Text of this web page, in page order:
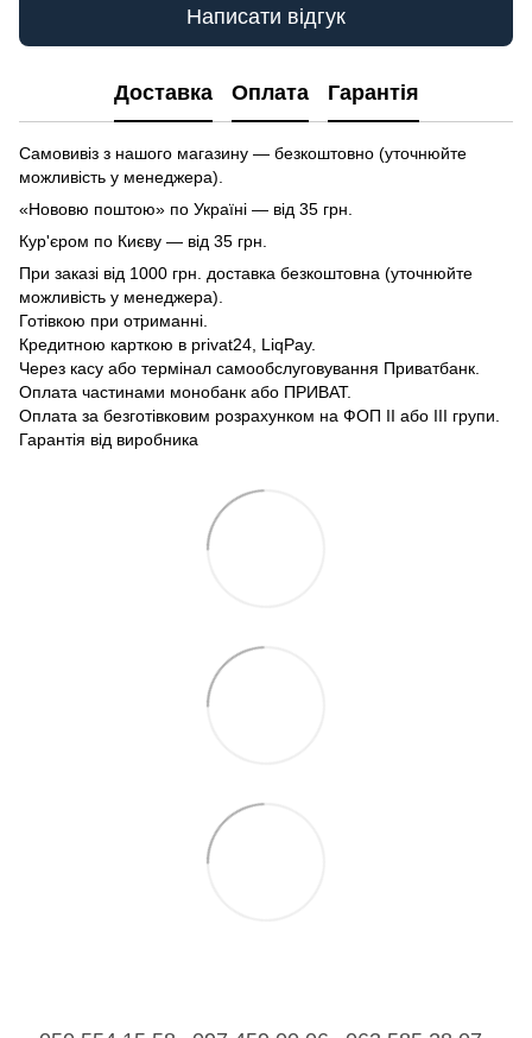
Написати відгук
Доставка Оплата Гарантія
Самовивіз з нашого магазину — безкоштовно (уточнюйте
можливість у менеджера).
«Нововю поштою» по Україні — від 35 грн.
Кур'єром по Києву — від 35 грн.
При заказі від 1000 грн. доставка безкоштовна (уточнюйте
можливість у менеджера).
Готівкою при отриманні.
Кредитною карткою в privat24, LiqPay.
Через касу або термінал самообслуговування Приватбанк.
Оплата частинами монобанк або ПРИВАТ.
Оплата за безготівковим розрахунком на ФОП II або III групи.
Гарантія від виробника